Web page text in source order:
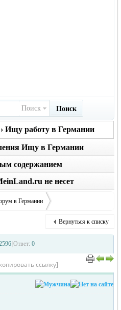
Поиск Поиск
Ищу работу в Германии
вернуться на главную страницу объявлений
Ищу в Германии
содержанием
в месяц. Не применяйте
последует
не несет
размещенных
в Германии
›
ищу работу
Вернуться к списку
Ответ: 0
ссылку]